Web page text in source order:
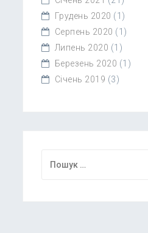
Грудень 2020 (1)
Серпень 2020 (1)
Липень 2020 (1)
Березень 2020 (1)
Січень 2019 (3)